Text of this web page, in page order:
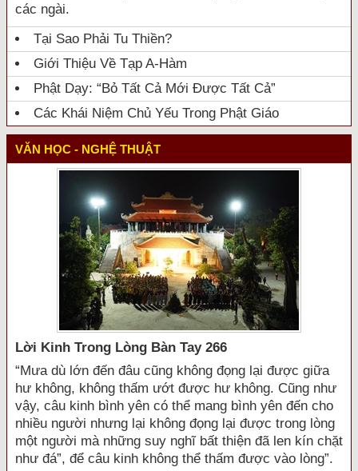
các ngài.
Tại Sao Phải Tu Thiền?
Giới Thiệu Về Tạp A-Hàm
Phật Dạy: “Bỏ Tất Cả Mới Được Tất Cả”
Các Khái Niệm Chủ Yếu Trong Phật Giáo
VĂN HỌC - NGHỆ THUẬT
Lời Kinh Trong Lòng Bàn Tay 266
“Mưa dù lớn đến đâu cũng không đọng lại được giữa
hư không, không thấm ướt được hư không. Cũng như
vậy, câu kinh bình yên có thể mang bình yên đến cho
nhiều người nhưng lại không đọng lại được trong lòng
một người mà những suy nghĩ bất thiện đã len kín chặt
như đá”, để câu kinh không thể thấm được vào lòng”.